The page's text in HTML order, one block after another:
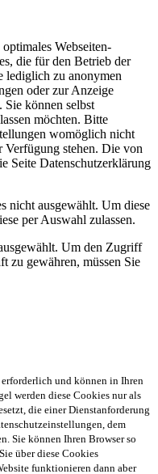
Webseiten-
die für den Betrieb der
lediglich zu anonymen
oder zur Anzeige
Sie können selbst
möchten. Bitte
womöglich nicht
Verfügung stehen. Die von
Seite Datenschutzerklärung
nicht ausgewählt. Um diese
per Auswahl zulassen.
Um den Zugriff
zu gewähren, müssen Sie
und können in Ihren
werden diese Cookies nur als
die einer Dienstanforderung
dem
Sie können Ihren Browser so
über diese Cookies
funktionieren dann aber